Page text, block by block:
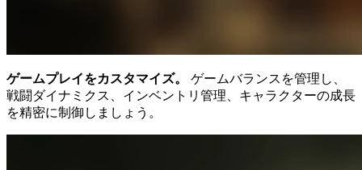
ゲームプレイをカスタマイズ。
ゲームバランスを管理し、
戦闘ダイナミクス、インベントリ管理、キャラクターの成長
を精密に制御しましょう。